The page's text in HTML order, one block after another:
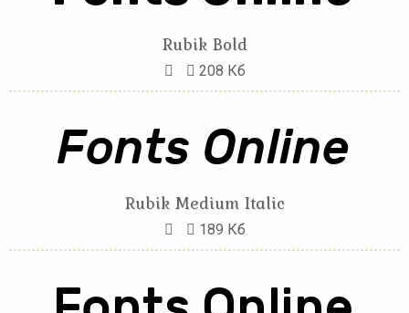
Rubik Bold
208 Кб
Rubik Medium Italic
189 Кб